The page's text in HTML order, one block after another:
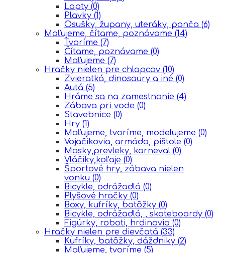
Lopty (0)
Plavky (1)
Osušky, župany, uteráky, ponča (6)
Maľujeme, čítame, poznávame (14)
Tvoríme (7)
Čítame, poznávame (0)
Maľujeme (7)
Hračky nielen pre chlapcov (10)
Zvieratká, dinosaury a iné (0)
Autá (5)
Hráme sa na zamestnanie (4)
Zábava pri vode (0)
Stavebnice (0)
Hry (1)
Maľujeme, tvoríme, modelujeme (0)
Vojačikovia, armáda, pištole (0)
Masky,prevleky, karneval (0)
Vláčiky,koľaje (0)
Športové hry, zábava nielen
vonku (0)
Bicykle, odrážadlá (0)
Plyšové hračky (0)
Boxy, kufríky, batôžky (0)
Bicykle, odrážadlá, , skateboardy (0)
Figúrky, roboti, hrdinovia (0)
Hračky nielen pre dievčatá (33)
Kufríky, batôžky, dáždniky (2)
Maľujeme, tvoríme (5)